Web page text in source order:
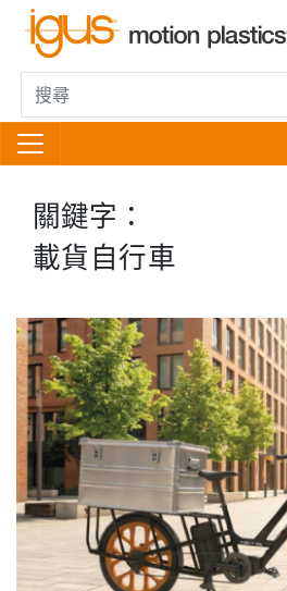
關鍵字：
載貨自行車